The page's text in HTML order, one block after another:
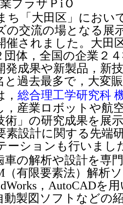
プラザＰiＯ
「大田区」におい
の交流の場となる展
催されました。大田
団体，全国の企業２
発成果や新製品，新
と過去最多で，大変
総合理工学研究科
，産業ロボットや航
術」の研究成果を展
素設計に関する先端
ーションも行いまし
の解析や設計を専
（有限要素法）解析
，AutoCADを
動製図ソフトなどの